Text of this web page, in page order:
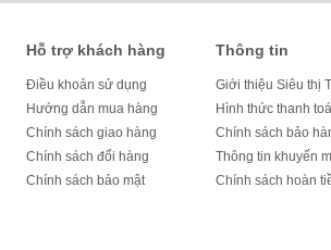
Hỗ trợ khách hàng
Điều khoản sử dụng
Hướng dẫn mua hàng
Chính sách giao hàng
Chính sách đổi hàng
Chính sách bảo mật
Thông tin
Giới thiệu Siêu thị
Hình thức thanh
Chính sách bảo
Thông tin khuyến
Chính sách hoàn